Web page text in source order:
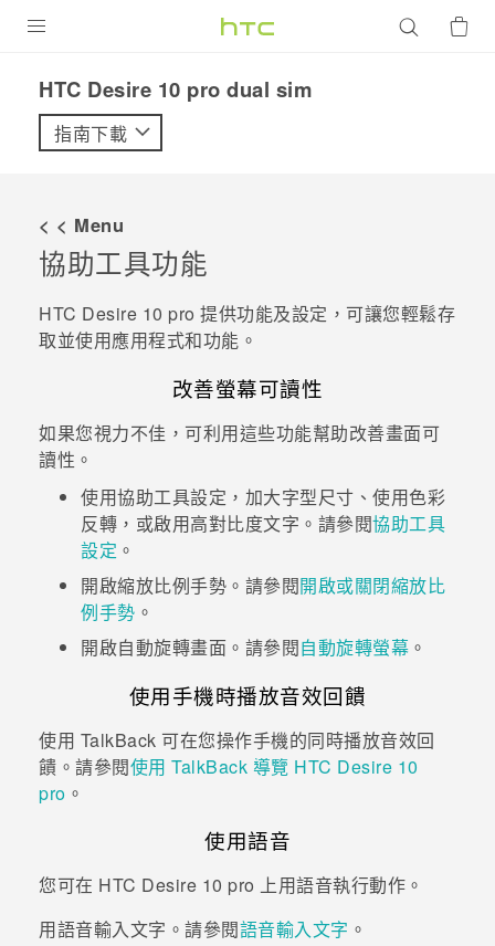
VIVE
配件
優惠專區
校園專案
企業採購
銷售通路
支援服務
VIVELAND
HTC Desire 10 pro dual sim‎
指南下載
< < Menu
協助工具功能
HTC Desire 10 pro 提供功能及設定，可讓您輕鬆存
取並使用應用程式和功能。
改善螢幕可讀性
如果您視力不佳，可利用這些功能幫助改善畫面可
讀性。
使用協助工具設定，加大字型尺寸、使用色彩
反轉，或啟用高對比度文字。請參閱協助工具
設定 。
開啟縮放比例手勢。請參閱開啟或關閉縮放比
例手勢 。
開啟自動旋轉畫面。請參閱自動旋轉螢幕 。
使用手機時播放音效回饋
使用 TalkBack 可在您操作手機的同時播放音效回
饋。請參閱使用 TalkBack 導覽 HTC Desire 10
pro 。
使用語音
您可在 HTC Desire 10 pro 上用語音執行動作。
用語音輸入文字。請參閱語音輸入文字 。